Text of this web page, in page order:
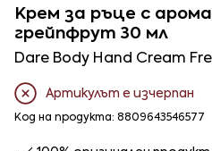
Крем за ръце с
грейпфрут 30 мл
Dare Body Hand Cream
Артикулът е изчерпан
Код на продукта: 8809643546577